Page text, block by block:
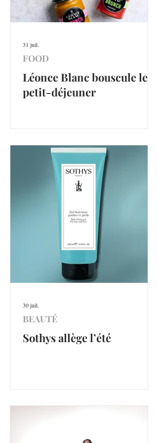
Léonce Blanc bouscule le
petit-déjeuner
FOOD
31 juil.
Sothys allège l’été
BEAUTÉ
30 juil.